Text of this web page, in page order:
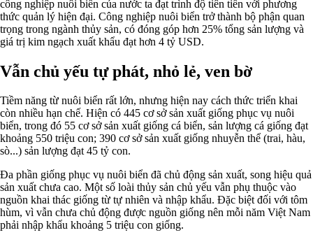
công nghiệp nuôi biển của nước ta đạt trình độ tiên tiến với phương
thức quản lý hiện đại. Công nghiệp nuôi biển trở thành bộ phận quan
trọng trong ngành thủy sản, có đóng góp hơn 25% tổng sản lượng và
giá trị kim ngạch xuất khẩu đạt hơn 4 tỷ USD.
Vẫn chủ yếu tự phát, nhỏ lẻ, ven bờ
Tiềm năng từ nuôi biển rất lớn, nhưng hiện nay cách thức triển khai
còn nhiều hạn chế. Hiện có 445 cơ sở sản xuất giống phục vụ nuôi
biển, trong đó 55 cơ sở sản xuất giống cá biển, sản lượng cá giống đạt
khoảng 550 triệu con; 390 cơ sở sản xuất giống nhuyễn thể (trai, hàu,
sò...) sản lượng đạt 45 tỷ con.
Đa phần giống phục vụ nuôi biển đã chủ động sản xuất, song hiệu quả
sản xuất chưa cao. Một số loài thủy sản chủ yếu vẫn phụ thuộc vào
nguồn khai thác giống từ tự nhiên và nhập khẩu. Đặc biệt đối với tôm
hùm, vì vẫn chưa chủ động được nguồn giống nên mỗi năm Việt Nam
phải nhập khẩu khoảng 5 triệu con giống.